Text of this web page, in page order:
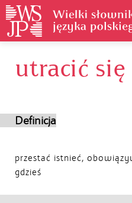
Historia
utracić się
Definicja
przestać istnieć,
gdzieś